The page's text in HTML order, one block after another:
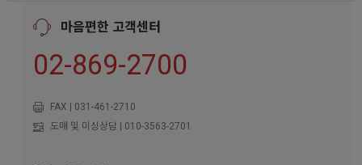
마음편한 고객센터
02-869-2700
FAX | 031-461-2710
도매 및 미싱상담 | 010-3563-2701